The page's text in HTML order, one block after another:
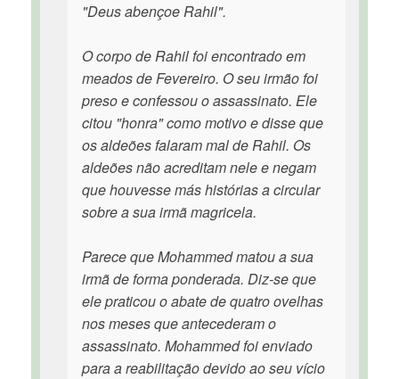
"Deus abençoe Rahil".
O corpo de Rahil foi encontrado em
meados de Fevereiro. O seu irmão foi
preso e confessou o assassinato. Ele
citou "honra" como motivo e disse que
os aldeões falaram mal de Rahil. Os
aldeões não acreditam nele e negam
que houvesse más histórias a circular
sobre a sua irmã magricela.
Parece que Mohammed matou a sua
irmã de forma ponderada. Diz-se que
ele praticou o abate de quatro ovelhas
nos meses que antecederam o
assassinato. Mohammed foi enviado
para a reabilitação devido ao seu vício